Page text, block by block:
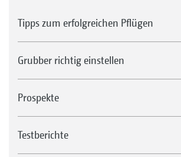
Tipps zum erfolgreichen Pflügen
Grubber richtig einstellen
Prospekte
Testberichte